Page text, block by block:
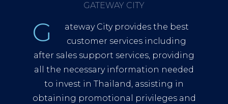
GATEWAY CITY
G
ateway City provides the best
customer services including
after sales support services, providing
all the necessary information needed
to invest in Thailand, assisting in
obtaining promotional privileges and